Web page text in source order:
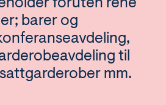
foruten rene
barer og
til
mm.